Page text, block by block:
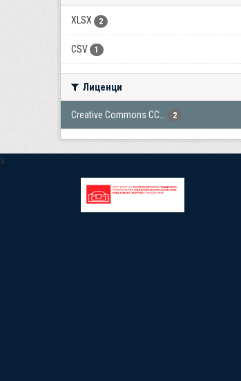
XLSX 2
CSV 1
Лиценци
Creative Commons CC... 2
a